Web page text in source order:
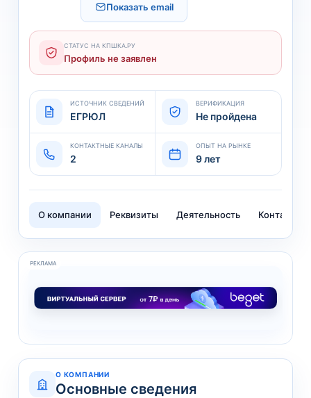
Показать email
СТАТУС НА КПШКА.РУ
Профиль не заявлен
ИСТОЧНИК СВЕДЕНИЙ
ЕГРЮЛ
ВЕРИФИКАЦИЯ
Не пройдена
КОНТАКТНЫЕ КАНАЛЫ
2
ОПЫТ НА РЫНКЕ
9 лет
О компании Реквизиты Деятельность Контакты
РЕКЛАМА
О КОМПАНИИ
Основные сведения